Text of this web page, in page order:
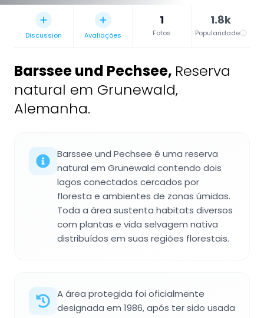
Discussion Avaliações
1
Fotos
1.8k
Popularidade
Barssee und Pechsee, Reserva
natural em Grunewald,
Alemanha.
Barssee und Pechsee é uma reserva
natural em Grunewald contendo dois
lagos conectados cercados por
floresta e ambientes de zonas úmidas.
Toda a área sustenta habitats diversos
com plantas e vida selvagem nativa
distribuídos em suas regiões florestais.
A área protegida foi oficialmente
designada em 1986, após ter sido usada